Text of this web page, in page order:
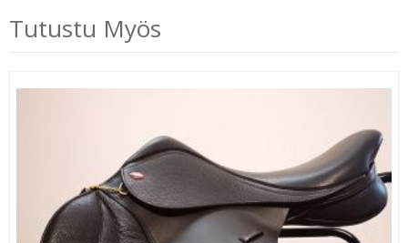
Tutustu Myös